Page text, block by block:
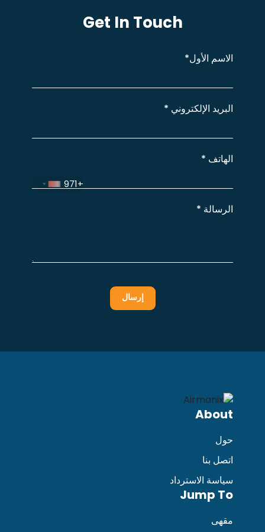
Get In Touch
الاسم الأول*
البريد الإلكتروني *
الهاتف *
+971
الرسالة *
About
حول
اتصل بنا
سياسة الاسترداد
Jump To
مقهى